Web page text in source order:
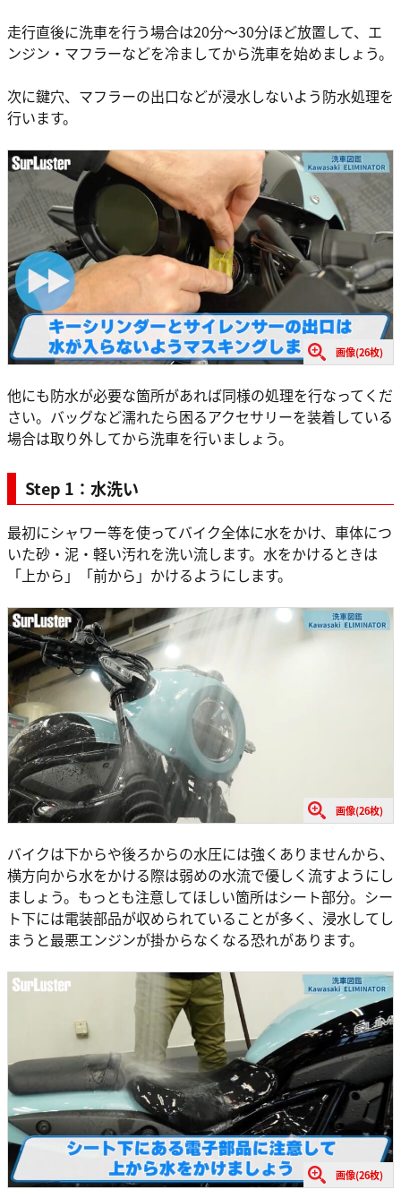
走行直後に洗車を行う場合は20分～30分ほど放置して、エ
ンジン・マフラーなどを冷ましてから洗車を始めましょう。
次に鍵穴、マフラーの出口などが浸水しないよう防水処理を
行います。
画像(26枚)
他にも防水が必要な箇所があれば同様の処理を行なってくだ
さい。バッグなど濡れたら困るアクセサリーを装着している
場合は取り外してから洗車を行いましょう。
Step 1：水洗い
最初にシャワー等を使ってバイク全体に水をかけ、車体につ
いた砂・泥・軽い汚れを洗い流します。水をかけるときは
「上から」「前から」かけるようにします。
画像(26枚)
バイクは下からや後ろからの水圧には強くありませんから、
横方向から水をかける際は弱めの水流で優しく流すようにし
ましょう。もっとも注意してほしい箇所はシート部分。シー
ト下には電装部品が収められていることが多く、浸水してし
まうと最悪エンジンが掛からなくなる恐れがあります。
画像(26枚)